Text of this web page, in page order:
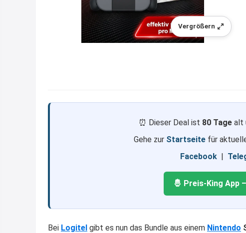
Vergrößern
⏰ Dieser Deal ist 80 Tage alt
Gehe zur Startseite für
Facebook |
🤴 Preis-King App
Bei Logitel gibt es nun das Bundle aus einem Nintendo